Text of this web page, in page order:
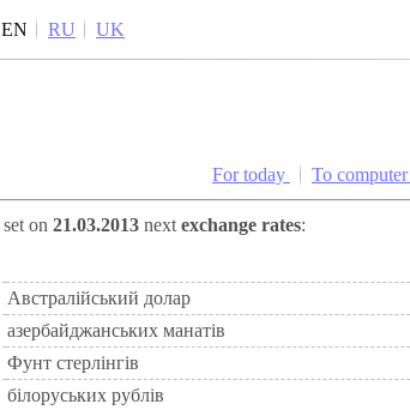
EN RU UK
For today To computer
set on 21.03.2013 next exchange rates:
Австралійський долар
азербайджанських манатів
Фунт стерлінгів
білоруських рублів